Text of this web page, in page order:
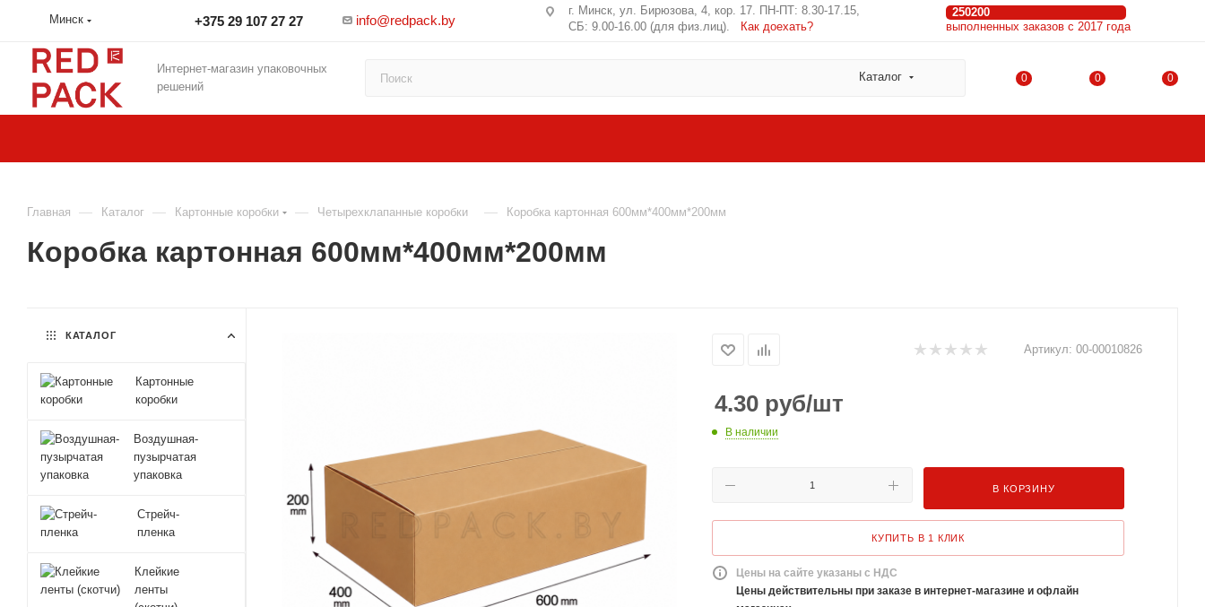
Минск +375 29 107 27 27 info@redpack.by
г. Минск, ул. Бирюзова, 4, кор. 17. ПН-ПТ: 8.30-17.15,
СБ: 9.00-16.00 (для физ.лиц). Как доехать?
250200
выполненных заказов с 2017 года
Интернет-магазин упаковочных
решений
Каталог 0 0 0
Главная — Каталог — Картонные коробки — Четырехклапанные коробки — Коробка картонная 600мм*400мм*200мм
Коробка картонная 600мм*400мм*200мм
Артикул: 00-00010826
4.30 руб/шт
В наличии
В КОРЗИНУ
КУПИТЬ В 1 КЛИК
Цены на сайте указаны с НДС
Цены действительны при заказе в интернет-магазине и офлайн
КАТАЛОГ
Картонные
коробки
Воздушная-
пузырчатая
упаковка
Стрейч-
пленка
Клейкие
ленты